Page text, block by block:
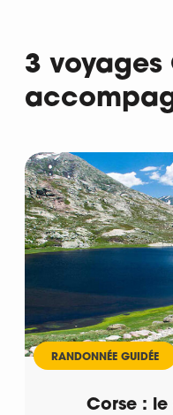
Départ
3 voyages
RANDONNÉE GUIDÉE
Corse : le